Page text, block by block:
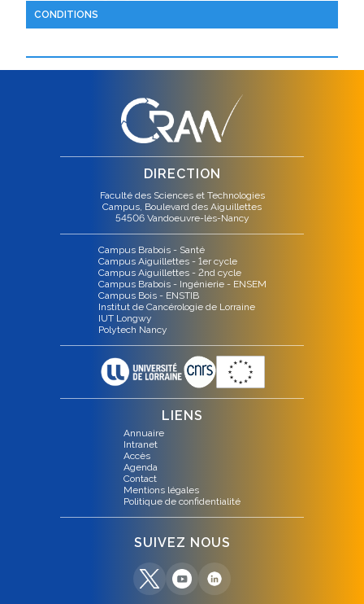
CONDITIONS
DIRECTION
Faculté des Sciences et Technologies
Campus, Boulevard des Aiguillettes
54506 Vandoeuvre-lès-Nancy
Campus Brabois - Santé
Campus Aiguillettes - 1er cycle
Campus Aiguillettes - 2nd cycle
Campus Brabois - Ingénierie - ENSEM
Campus Bois - ENSTIB
Institut de Cancérologie de Lorraine
IUT Longwy
Polytech Nancy
LIENS
Annuaire
Intranet
Accès
Agenda
Contact
Mentions légales
Politique de confidentialité
SUIVEZ NOUS